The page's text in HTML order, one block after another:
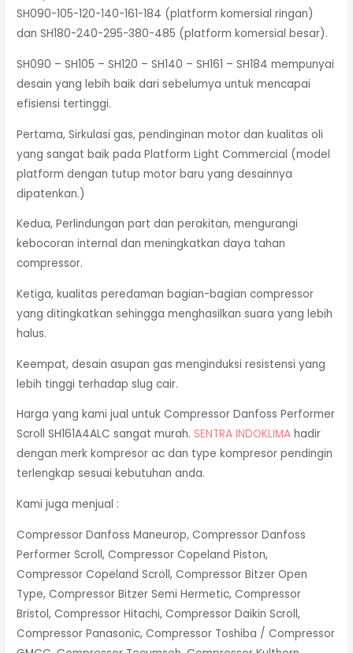
SH090-105-120-140-161-184 (platform komersial ringan)
dan SH180-240-295-380-485 (platform komersial besar).
SH090 – SH105 – SH120 – SH140 – SH161 – SH184 mempunyai
desain yang lebih baik dari sebelumya untuk mencapai
efisiensi tertinggi.
Pertama, Sirkulasi gas, pendinginan motor dan kualitas oli
yang sangat baik pada Platform Light Commercial (model
platform dengan tutup motor baru yang desainnya
dipatenkan.)
Kedua, Perlindungan part dan perakitan, mengurangi
kebocoran internal dan meningkatkan daya tahan
compressor.
Ketiga, kualitas peredaman bagian-bagian compressor
yang ditingkatkan sehingga menghasilkan suara yang lebih
halus.
Keempat, desain asupan gas menginduksi resistensi yang
lebih tinggi terhadap slug cair.
Harga yang kami jual untuk Compressor Danfoss Performer
Scroll SH161A4ALC sangat murah.SENTRA INDOKLIMA hadir
dengan merk kompresor ac dan type kompresor pendingin
terlengkap sesuai kebutuhan anda.
Kami juga menjual :
Compressor Danfoss Maneurop, Compressor Danfoss
Performer Scroll, Compressor Copeland Piston,
Compressor Copeland Scroll, Compressor Bitzer Open
Type, Compressor Bitzer Semi Hermetic, Compressor
Bristol, Compressor Hitachi, Compressor Daikin Scroll,
Compressor Panasonic, Compressor Toshiba / Compressor